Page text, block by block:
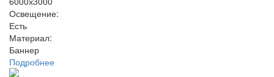
Освещение:
Есть
Материал:
Баннер
Подробнее